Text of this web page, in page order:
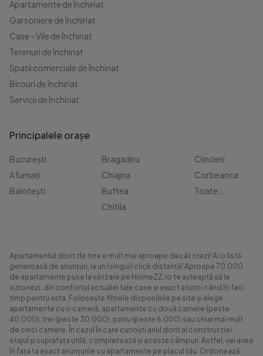
Apartamente de închiriat
Garsoniere de închiriat
Case - Vile de închiriat
Terenuri de închiriat
Spatii comerciale de închiriat
Birouri de închiriat
Servicii de închiriat
Principalele orașe
București
Afumați
Balotești
Bragadiru
Chiajna
Buftea
Chitila
Clinceni
Corbeanca
Toate...
Apartamentul dorit de tine e mult mai aproape decât crezi! Ai o listă
generoasă de anunțuri, la un (singur) click distanță! Aproape 70.000
de apartamente puse la vânzare pe HomeZZ.ro te așteaptă să le
vizionezi, din confortul actualei tale case și exact atunci când îți faci
timp pentru asta. Folosește filtrele disponibile pe site și alege
apartamente cu o cameră, apartamente cu două camere (peste
40.000), trei (peste 30.000), patru (peste 6.000) sau chiar mai mult
de cinci camere. În cazul în care cunoști anul dorit al construcției,
etajul și suprafața utilă, completează și aceste câmpuri. Astfel, vei avea
în fața ta exact anunțurile cu apartamente pe placul tău. Ordonează